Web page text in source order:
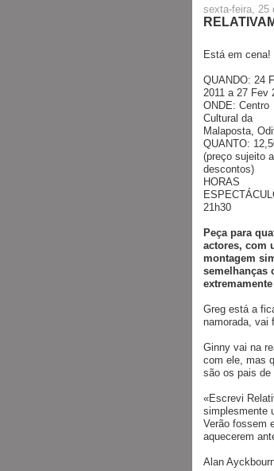
sexta-feira, 25
Está em cena!
QUANDO: 24
2011 a 27 Fev
ONDE: Centro
Cultural da
Malaposta,
QUANTO:
(preço sujeito a
descontos)
HORAS
21h30
Peça para
actores, com
montagem
semelhanças
Greg está a
namorada, vai
Ginny vai na
com ele, mas
são os pais de
«Escrevi
simplesmente
Verão fossem
aquecerem
Alan